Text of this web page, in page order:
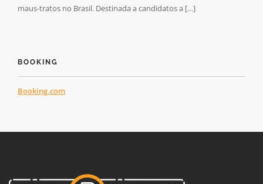
maus-tratos no Brasil. Destinada a candidatos a […]
BOOKING
Booking.com